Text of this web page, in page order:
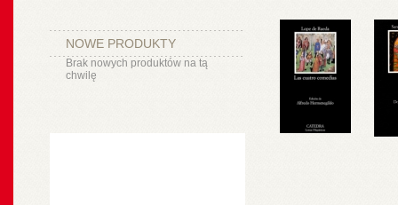
NOWE PRODUKTY
Brak nowych produktów na tą
chwilę